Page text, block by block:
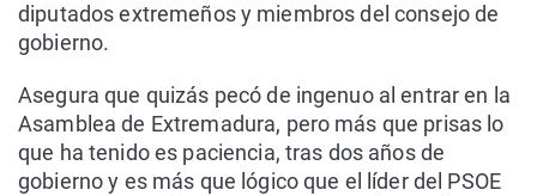
diputados extremeños y miembros del consejo de
gobierno.
Asegura que quizás pecó de ingenuo al entrar en la
Asamblea de Extremadura, pero más que prisas lo
que ha tenido es paciencia, tras dos años de
gobierno y es más que lógico que el líder del PSOE